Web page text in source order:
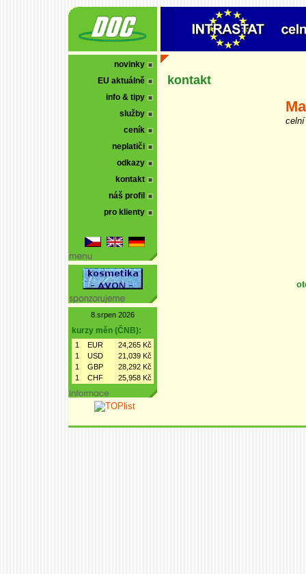
novinky
EU aktuálně
info & tipy
služby
ceník
neplatiči
odkazy
kontakt
náš profil
pro klienty
8.srpen 2026
kurzy měn (ČNB):
1 EUR
24,265 Kč
1
USD
21,039 Kč
1
GBP
28,292 Kč
1
CHF 25,958 Kč
kontakt